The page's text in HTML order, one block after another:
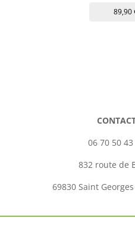
89,90
06 70 50
832 route de
69830 Saint